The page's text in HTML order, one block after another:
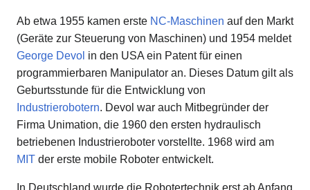
Ab etwa 1955 kamen erste NC-Maschinen auf den Markt
(Geräte zur Steuerung von Maschinen) und 1954 meldet
George Devol in den USA ein Patent für einen
programmierbaren Manipulator an. Dieses Datum gilt als
Geburtsstunde für die Entwicklung von
Industrierobotern. Devol war auch Mitbegründer der
Firma Unimation, die 1960 den ersten hydraulisch
betriebenen Industrieroboter vorstellte. 1968 wird am
MIT der erste mobile Roboter entwickelt.